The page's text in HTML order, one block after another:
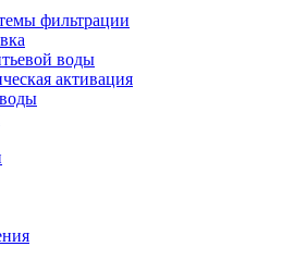
фильтрации
воды
активация